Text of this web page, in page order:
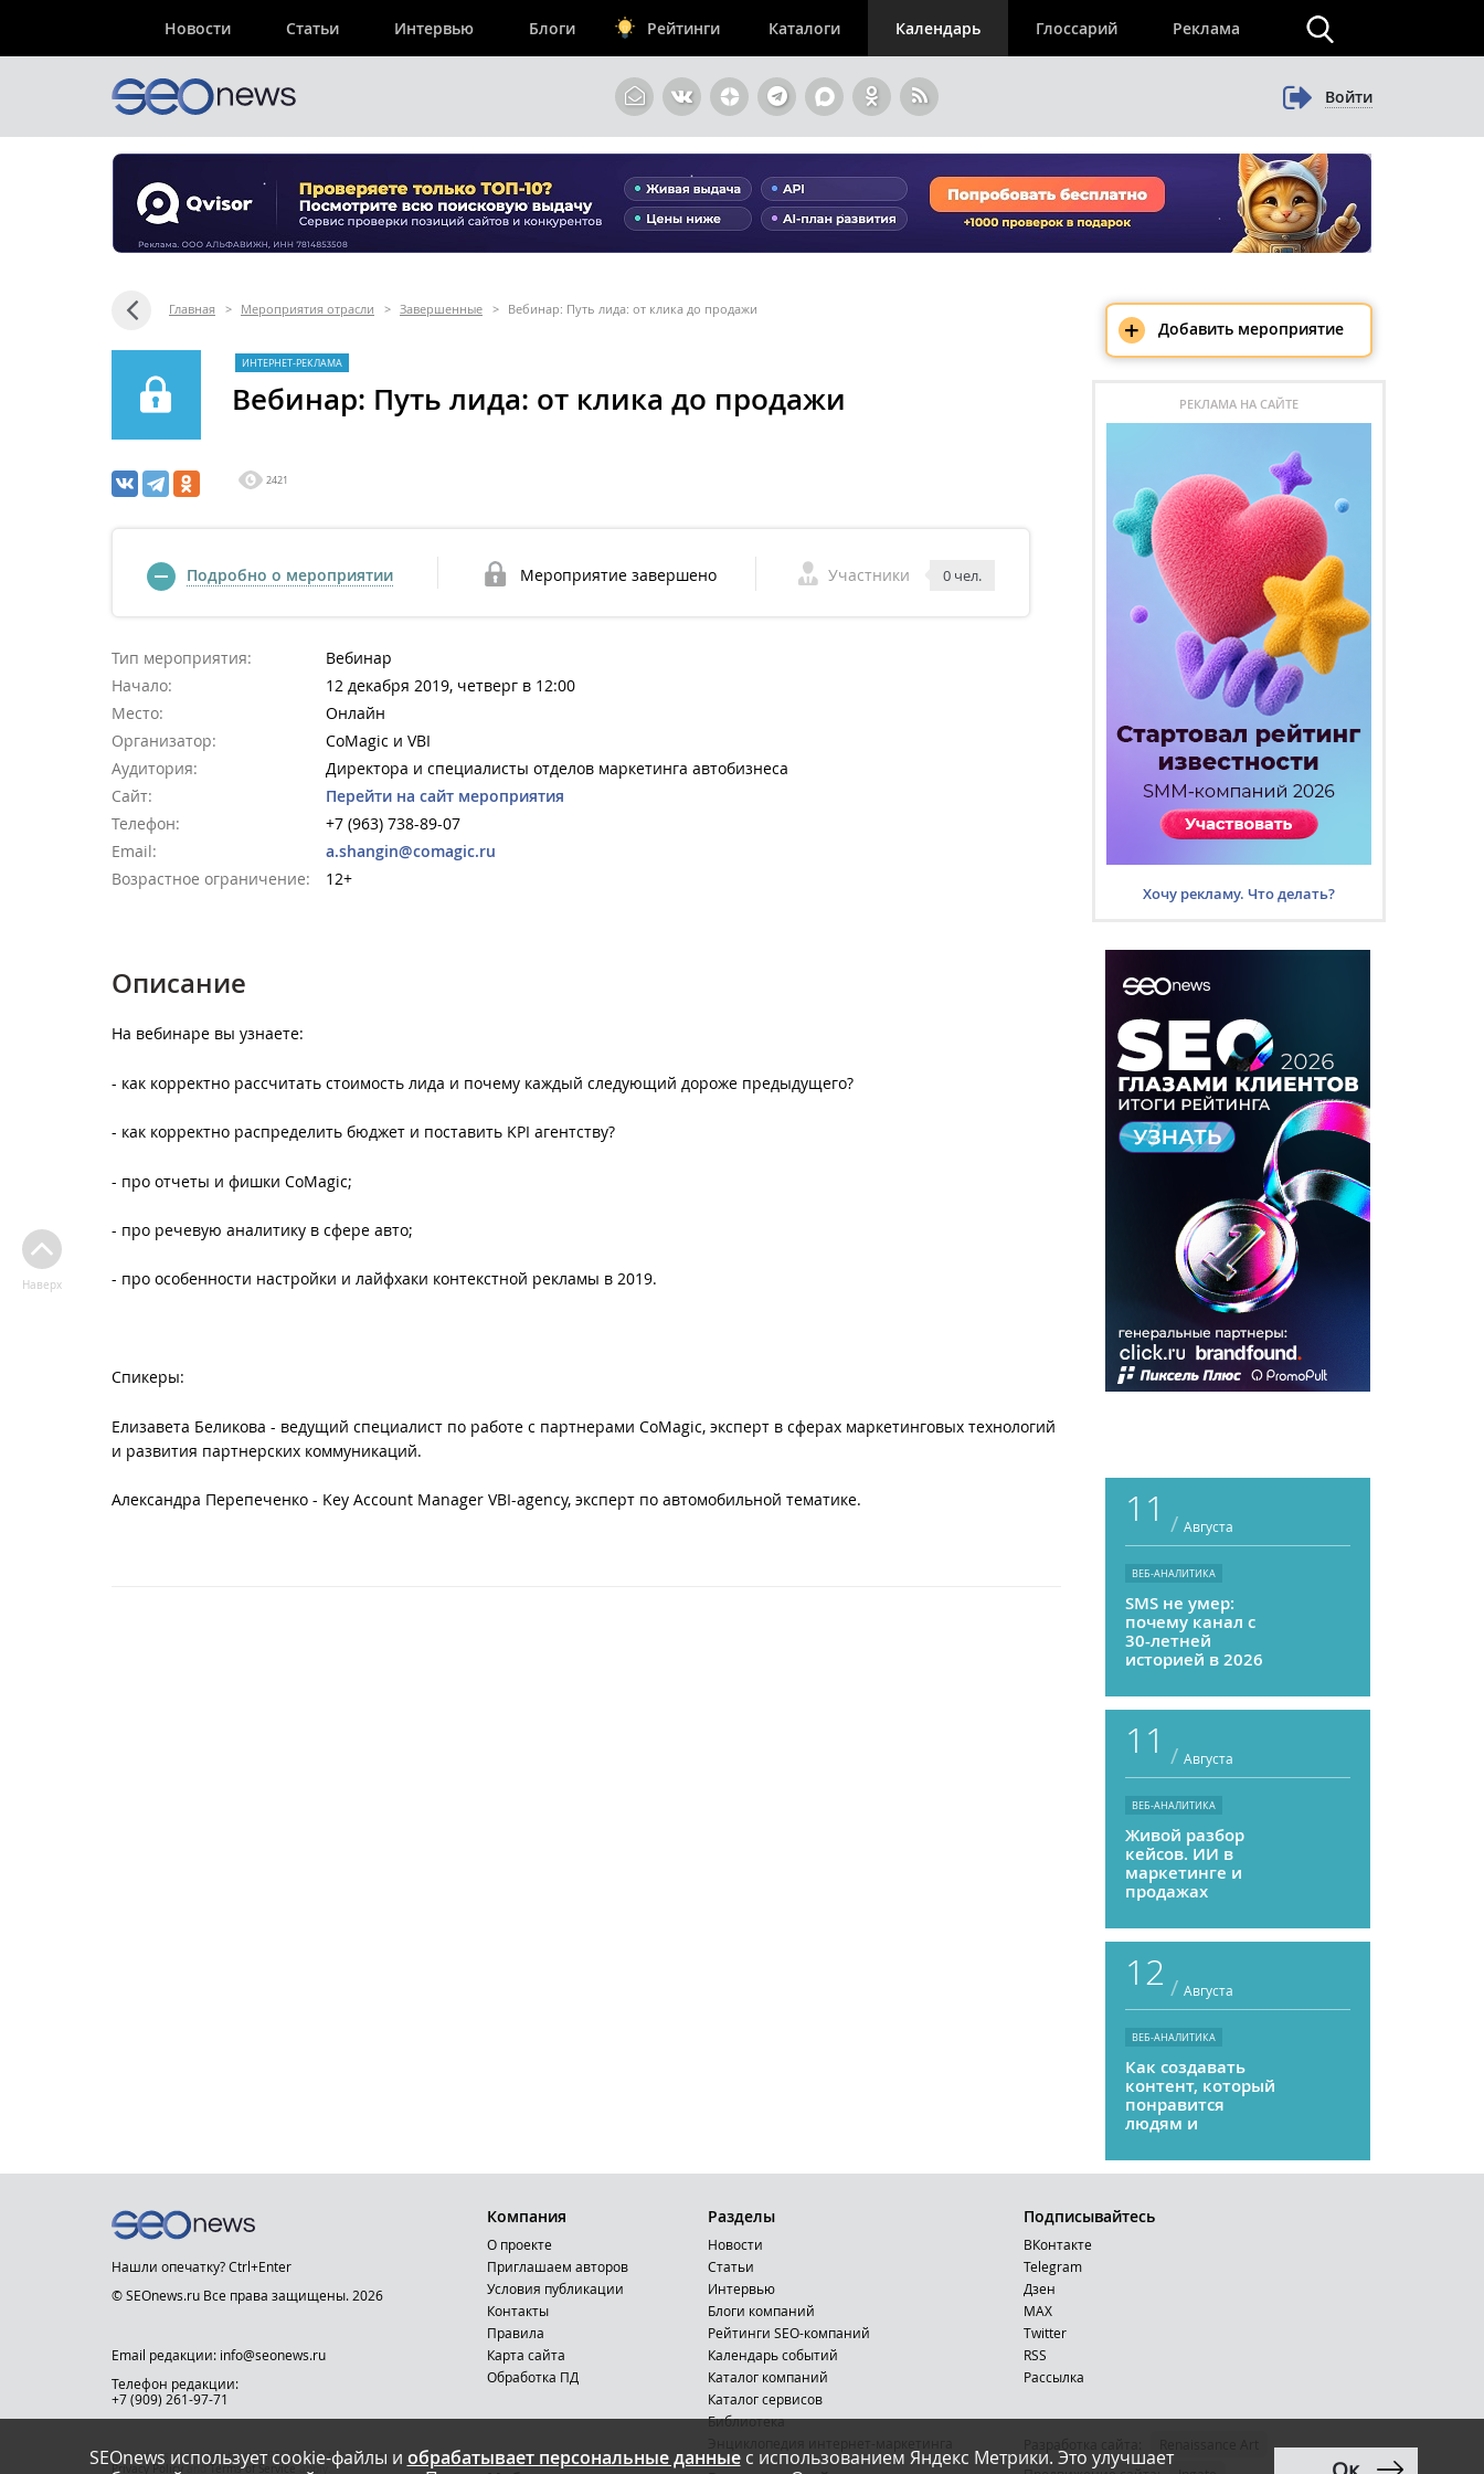
Новости Статьи Интервью Блоги Рейтинги Каталоги Календарь Глоссарий Реклама
Войти
Главная > Мероприятия отрасли > Завершенные > Вебинар: Путь лида: от клика до продажи
ИНТЕРНЕТ-РЕКЛАМА
Вебинар: Путь лида: от клика до продажи
2421
Подробно о мероприятии Мероприятие завершено Участники 0 чел.
Тип мероприятия:
Вебинар
Начало:
12 декабря 2019, четверг в 12:00
Место:
Онлайн
Организатор:
CoMagic и VBI
Аудитория:
Директора и специалисты отделов маркетинга автобизнеса
Сайт:
Перейти на сайт мероприятия
Телефон:
+7 (963) 738-89-07
Email:
a.shangin@comagic.ru
Возрастное ограничение:
12+
Описание
На вебинаре вы узнаете:
- как корректно рассчитать стоимость лида и почему каждый следующий дороже предыдущего?
- как корректно распределить бюджет и поставить KPI агентству?
- про отчеты и фишки CoMagic;
- про речевую аналитику в сфере авто;
- про особенности настройки и лайфхаки контекстной рекламы в 2019.
Спикеры:
Елизавета Беликова - ведущий специалист по работе с партнерами CoMagic, эксперт в сферах маркетинговых технологий
и развития партнерских коммуникаций.
Александра Перепеченко - Key Account Manager VBI-agency, эксперт по автомобильной тематике.
Наверх
+ Добавить мероприятие
РЕКЛАМА НА САЙТЕ
Хочу рекламу. Что делать?
11 / Августа
ВЕБ-АНАЛИТИКА
SMS не умер:
почему канал с
30-летней
историей в 2026
приносить ROMI
выше, чем
мессенджеры
11 / Августа
ВЕБ-АНАЛИТИКА
Живой разбор
кейсов. ИИ в
маркетинге и
продажах
12 / Августа
ВЕБ-АНАЛИТИКА
Как создавать
контент, который
понравится
людям и
SEOnews использует cookie-файлы и обрабатывает персональные данныес использованием Яндекс Метрики. Это улучшает
Нашли опечатку? Ctrl+Enter
© SEOnews.ru Все права защищены. 2026
Email редакции: info@seonews.ru
Телефон редакции:
+7 (909) 261-97-71
This site is protected by reCAPTCHA and the Google
Privacy Policyand Terms of Serviceapply.
Компания
О проекте
Приглашаем авторов
Условия публикации
Контакты
Правила
Карта сайта
Обработка ПД
Разделы
Новости
Статьи
Интервью
Блоги компаний
Рейтинги SEO-компаний
Календарь событий
Каталог компаний
Каталог сервисов
Библиотека
Подписывайтесь
ВКонтакте
Telegram
Дзен
MAX
Тwitter
RSS
Рассылка